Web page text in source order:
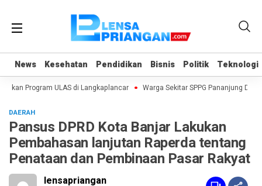
News Kesehatan Pendidikan Bisnis Politik Teknologi
News Kesehatan Pendidikan Bisnis Politik Teknologi
Program ULAS di Langkaplancar Warga Sekitar SPPG Pananjung Dua
DAERAH
Pansus DPRD Kota Banjar Lakukan
Pembahasan lanjutan Raperda tentang
Penataan dan Pembinaan Pasar Rakyat
lensapriangan